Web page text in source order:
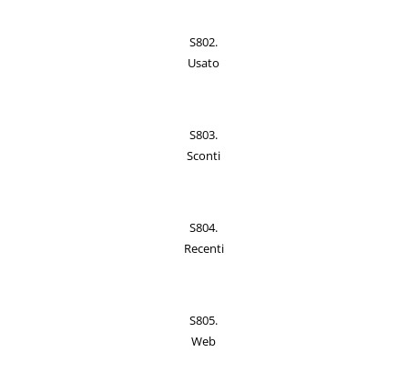
S802.
Usato
S803.
Sconti
S804.
Recenti
S805.
Web